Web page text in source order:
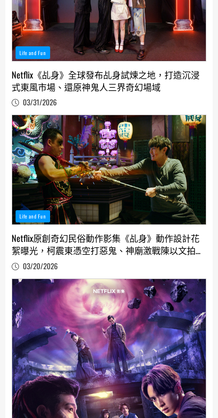
Life and Fun
Netflix《乩身》全球發布乩身試煉之地，打造沉浸
式東風市場、還原神鬼人三界奇幻場域
03/31/2026
Life and Fun
Netflix原創奇幻民俗動作影集《乩身》動作設計花
絮曝光，柯震東憑空打惡鬼、神廟激戰陳以文拍一
週 03/20/2026